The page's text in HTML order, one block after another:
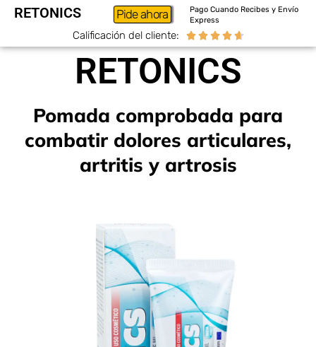
RETONICS Pide ahora
Pago Cuando Recibes y Envío
Express
Calificación del cliente:     
RETONICS
Pomada comprobada para
combatir dolores articulares,
artritis y artrosis